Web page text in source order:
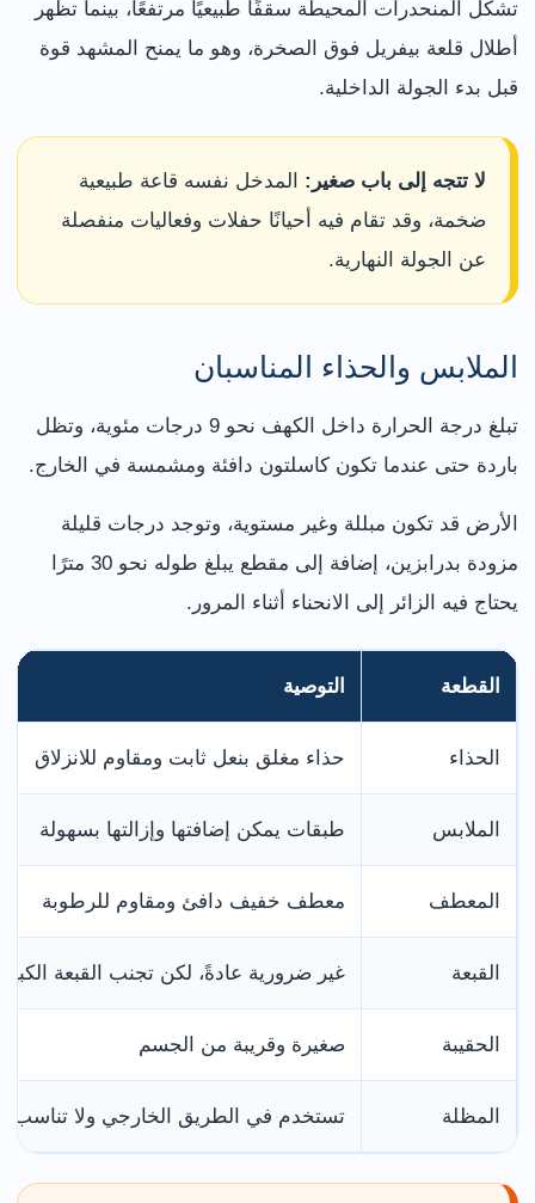
تشكل المنحدرات المحيطة سقفًا طبيعيًا مرتفعًا، بينما تظهر
أطلال قلعة بيفريل فوق الصخرة، وهو ما يمنح المشهد قوة
قبل بدء الجولة الداخلية.
لا تتجه إلى باب صغير: المدخل نفسه قاعة طبيعية
ضخمة، وقد تقام فيه أحيانًا حفلات وفعاليات منفصلة
عن الجولة النهارية.
الملابس والحذاء المناسبان
تبلغ درجة الحرارة داخل الكهف نحو 9 درجات مئوية، وتظل
باردة حتى عندما تكون كاسلتون دافئة ومشمسة في الخارج.
الأرض قد تكون مبللة وغير مستوية، وتوجد درجات قليلة
مزودة بدرابزين، إضافة إلى مقطع يبلغ طوله نحو 30 مترًا
يحتاج فيه الزائر إلى الانحناء أثناء المرور.
القطعة التوصية
الحذاء حذاء مغلق بنعل ثابت ومقاوم للانزلاق
الملابس طبقات يمكن إضافتها وإزالتها بسهولة
المعطف معطف خفيف دافئ ومقاوم للرطوبة
القبعة غير ضرورية عادةً، لكن تجنب القبعة
الحقيبة صغيرة وقريبة من الجسم
المظلة تستخدم في الطريق الخارجي ولا تناسب